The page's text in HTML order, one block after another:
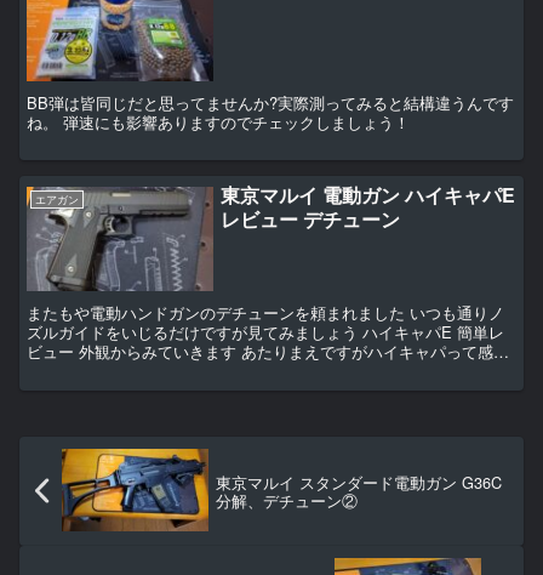
BB弾は皆同じだと思ってませんか?実際測ってみると結構違うんです
ね。 弾速にも影響ありますのでチェックしましょう！
エアガン
東京マルイ 電動ガン ハイキャパE
レビュー デチューン
またもや電動ハンドガンのデチューンを頼まれました いつも通りノ
ズルガイドをいじるだけですが見てみましょう ハイキャパE 簡単レ
ビュー 外観からみていきます あたりまえですがハイキャパって感じ
東京マルイ スタンダード電動ガン G36C
分解、デチューン②